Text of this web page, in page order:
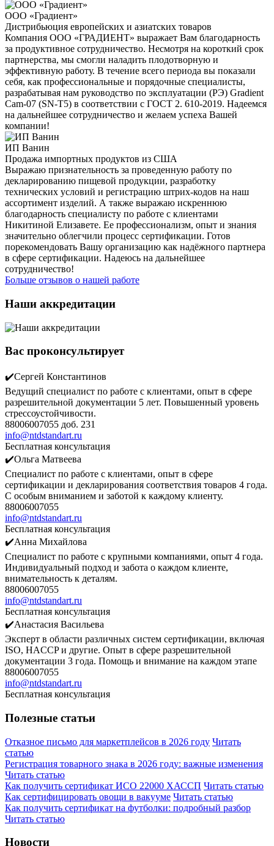
ООО «Градиент»
Дистрибьюция европейских и азиатских товаров
Компания ООО «ГРАДИЕНТ» выражает Вам благодарность
за продуктивное сотрудничество. Несмотря на короткий срок
партнерства, мы смогли наладить плодотворную и
эффективную работу. В течение всего периода вы показали
себя, как профессиональные и порядочные специалисты,
разрабатывая нам руководство по эксплуатации (РЭ) Gradient
Cam-07 (SN-T5) в соответствии с ГОСТ 2. 610-2019. Надеемся
на дальнейшее сотрудничество и желаем успеха Вашей
компании!
ИП Ванин
Продажа импортных продуктов из США
Выражаю признательность за проведенную работу по
декларированию пищевой продукции, разработку
технических условий и регистрацию штрих-кодов на наш
ассортимент изделий. А также выражаю искреннюю
благодарность специалисту по работе с клиентами
Никитиной Елизавете. Ее профессионализм, опыт и знания
значительно облегчили процесс сертификации. Готов
порекомендовать Вашу организацию как надёжного партнера
в сфере сертификации. Надеюсь на дальнейшее
сотрудничество!
Больше отзывов о нашей работе
Наши аккредитации
Вас проконсультирует
✔️Сергей Константинов
Ведущий специалист по работе с клиентами, опыт в сфере
разрешительной документации 5 лет. Повышенный уровень
стрессоустойчивости.
88006007055 доб. 231
info@ntdstandart.ru
Бесплатная консультация
✔️Ольга Матвеева
Специалист по работе с клиентами, опыт в сфере
сертификации и декларирования соответствия товаров 4 года.
С особым вниманием и заботой к каждому клиенту.
88006007055
info@ntdstandart.ru
Бесплатная консультация
✔️Анна Михайлова
Специалист по работе с крупными компаниями, опыт 4 года.
Индивидуальный подход и забота о каждом клиенте,
внимательность к деталям.
88006007055
info@ntdstandart.ru
Бесплатная консультация
✔️Анастасия Васильева
Эксперт в области различных систем сертификации, включая
ISO, HACCP и другие. Опыт в сфере разрешительной
документации 3 года. Помощь и внимание на каждом этапе
88006007055
info@ntdstandart.ru
Бесплатная консультация
Полезные статьи
Отказное письмо для маркетплейсов в 2026 году Читать
статью
Регистрация товарного знака в 2026 году: важные изменения
Читать статью
Как получить сертификат ИСО 22000 ХАССП Читать статью
Как сертифицировать овощи в вакууме Читать статью
Как получить сертификат на футболки: подробный разбор
Читать статью
Новости